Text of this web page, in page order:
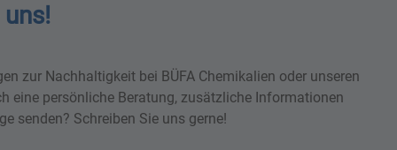
zur Nachhaltigkeit bei BÜFA Chemikalien oder unseren
eine persönliche Beratung, zusätzliche Informationen
senden? Schreiben Sie uns gerne!